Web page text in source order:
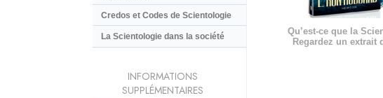
Qu’est-ce que la
Regardez un extrait
Credos et Codes de Scientologie
La Scientologie dans la société
INFORMATIONS
SUPPLÉMENTAIRES